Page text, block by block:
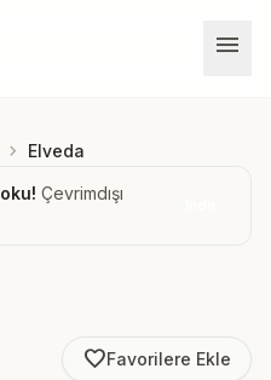
menu
chevron_right Elveda
Çevrimdışı
favorite_borderFavorilere Ekle